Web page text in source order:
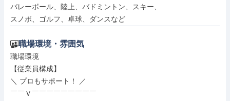
バレーボール、陸上、バドミントン、スキー、
スノボ、ゴルフ、卓球、ダンスなど
職場環境・雰囲気
職場環境
【従業員構成】
＼ プロもサポート！ ／
￣￣Ｖ￣￣￣￣￣￣￣￣￣